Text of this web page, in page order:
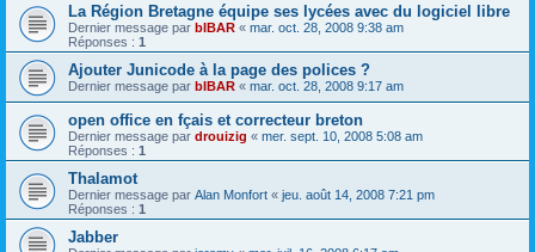
La Région Bretagne équipe ses lycées avec du logiciel libre
Dernier message par bIBAR « mar. oct. 28, 2008 9:38 am
Réponses : 1
Ajouter Junicode à la page des polices ?
Dernier message par bIBAR « mar. oct. 28, 2008 9:17 am
open office en fçais et correcteur breton
Dernier message par drouizig « mer. sept. 10, 2008 5:08 am
Réponses : 1
Thalamot
Dernier message par Alan Monfort « jeu. août 14, 2008 7:21 pm
Réponses : 1
Jabber